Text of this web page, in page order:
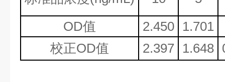
OD值
2.450 1.701
校正OD值 2.397 1.648